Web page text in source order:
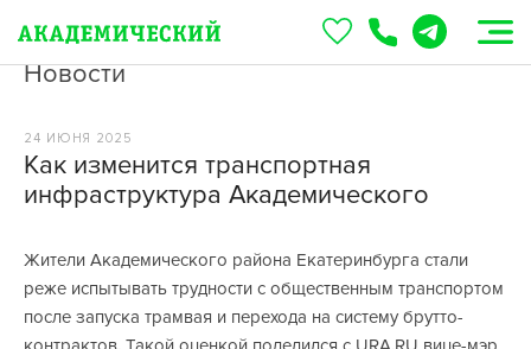
Новости
24 ИЮНЯ 2025
Как изменится транспортная
инфраструктура Академического
Жители Академического района Екатеринбурга стали
реже испытывать трудности с общественным транспортом
после запуска трамвая и перехода на систему брутто-